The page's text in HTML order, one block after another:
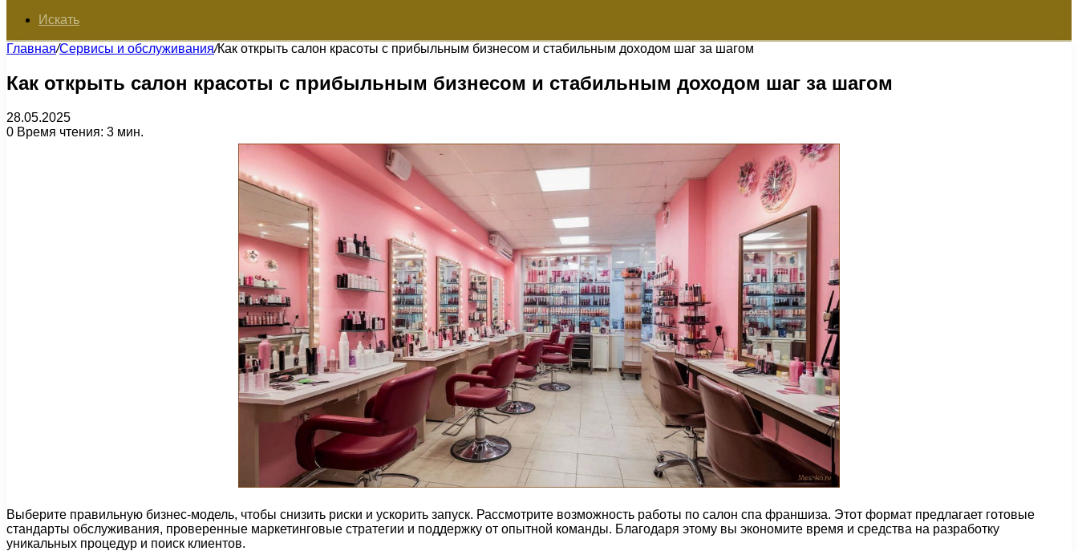
Искать
Главная/Сервисы и обслуживания/Как открыть салон красоты с прибыльным бизнесом и стабильным доходом шаг за шагом
Как открыть салон красоты с прибыльным бизнесом и стабильным доходом шаг за шагом
28.05.2025
0 Время чтения: 3 мин.
Выберите правильную бизнес-модель, чтобы снизить риски и ускорить запуск. Рассмотрите возможность работы по салон спа франшиза. Этот формат предлагает готовые
стандарты обслуживания, проверенные маркетинговые стратегии и поддержку от опытной команды. Благодаря этому вы экономите время и средства на разработку
уникальных процедур и поиск клиентов.